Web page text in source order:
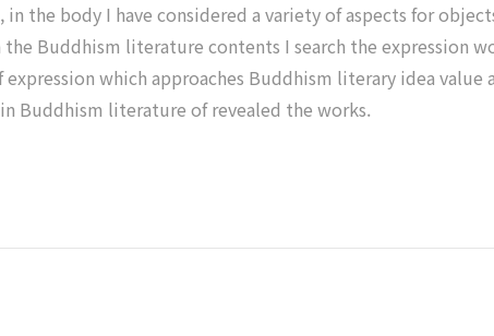
in the body I have considered a variety of aspects for
Buddhism literature contents I search the expression
which approaches Buddhism literary idea
Buddhism literature of revealed the works.